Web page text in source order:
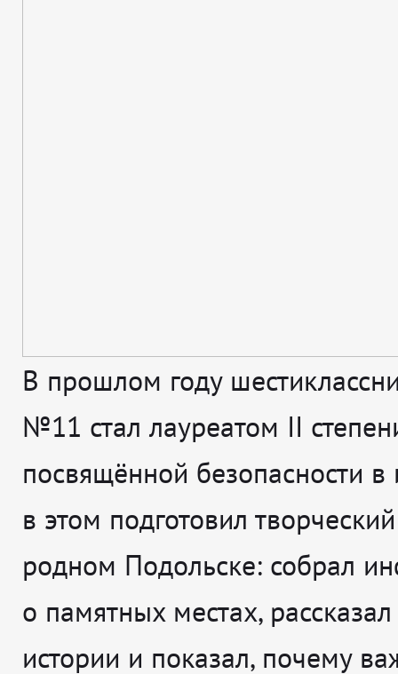
В прошлом году
№11 стал лауреатом II
посвящённой безопасности в
в этом подготовил
родном Подольске: собрал
о памятных местах,
истории и показал, почему